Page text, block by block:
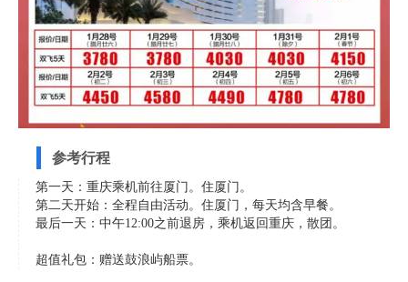
参考行程
第一天：重庆乘机前往厦门。住厦门。
第二天开始：全程自由活动。住厦门，每天均含早餐。
最后一天：中午12:00之前退房，乘机返回重庆，散团。
超值礼包：赠送鼓浪屿船票。